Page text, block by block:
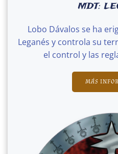
MDT:
Lobo Dávalos se ha
Leganés y controla su
el control y las
MÁS